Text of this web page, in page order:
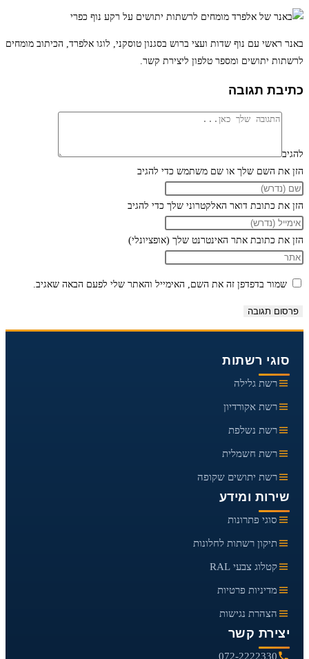
באנר ראשי עם נוף שדות ועצי ברוש בסגנון טוסקני, לוגו אלפרד, הכיתוב מומחים
לרשתות יתושים ומספר טלפון ליצירת קשר.
כתיבת תגובה
להגיב
הזן את השם שלך או שם משתמש כדי להגיב
הזן את כתובת דואר האלקטרוני שלך כדי להגיב
הזן את כתובת אתר האינטרנט שלך (אופציונלי)
שמור בדפדפן זה את השם, האימייל והאתר שלי לפעם הבאה שאגיב.
סוגי רשתות
רשת גלילה
רשת אקורדיון
רשת נשלפת
רשת חשמלית
רשת יתושים שקופה
שירות ומידע
סוגי פתרונות
תיקון רשתות לחלונות
קטלוג צבעי RAL
מדיניות פרטיות
הצהרת נגישות
יצירת קשר
072-2222330